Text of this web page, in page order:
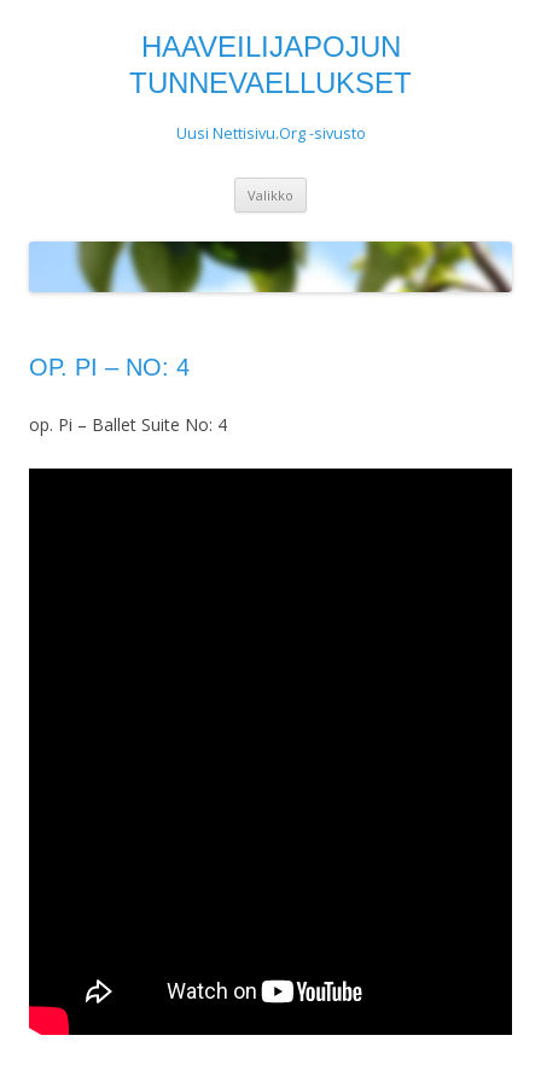
HAAVEILIJAPOJUN
TUNNEVAELLUKSET
Uusi Nettisivu.Org -sivusto
Valikko
OP. PI – NO: 4
op. Pi – Ballet Suite No: 4